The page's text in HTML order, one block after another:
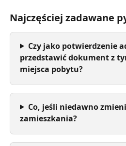
Najczęściej zadawane
Czy jako potwierdzenie
przedstawić dokument z
miejsca pobytu?
Co, jeśli niedawno
zamieszkania?